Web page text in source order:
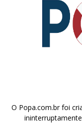
O Popa.com.br foi